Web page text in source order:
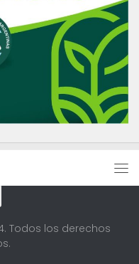
Todos los derechos